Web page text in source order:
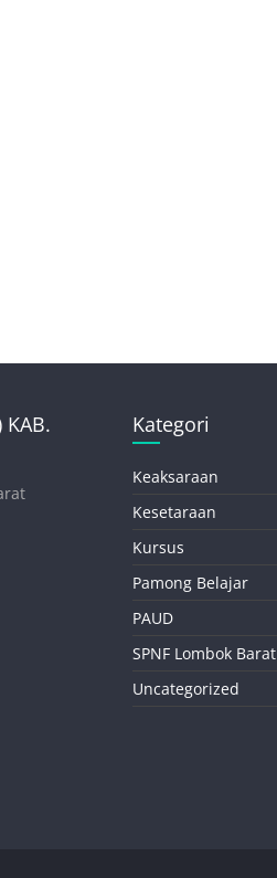
KAB.
Kategori
Keaksaraan
Kesetaraan
Kursus
Pamong Belajar
PAUD
SPNF Lombok Barat
Uncategorized